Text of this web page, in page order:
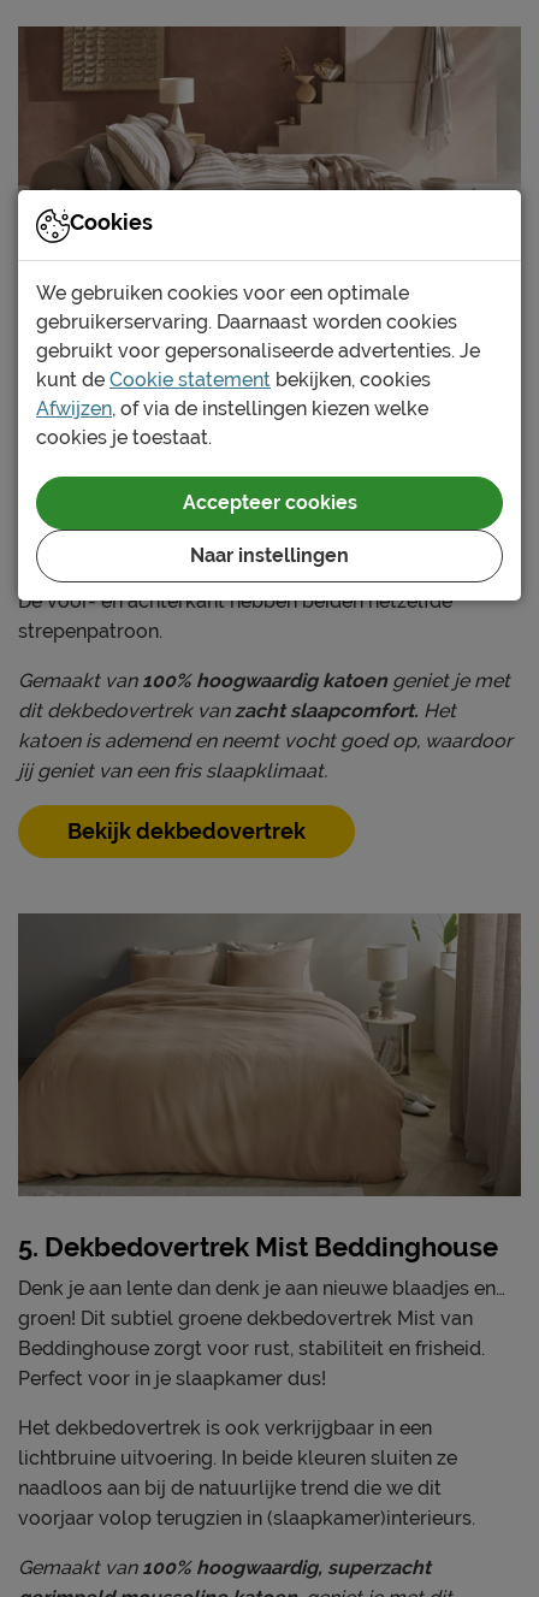
4. Dekbedovertrek Fun Stripe van vt
wonen
Een frisse lentelook in je slaapkamer? Geen probleem
patroon met verticale banen in zachte tinten creëert
een eigentijdse, rustige stijl die moeiteloos in ieder
interieur past.
De voor- en achterkant hebben beiden hetzelfde
strepenpatroon.
Gemaakt van 100% hoogwaardig katoengeniet je met
dit dekbedovertrek van zacht slaapcomfort. Het
katoen is ademend en neemt vocht goed op, waardoor
jij geniet van een fris slaapklimaat.
Bekijk dekbedovertrek
5. Dekbedovertrek Mist Beddinghouse
Denk je aan lente dan denk je aan nieuwe blaadjes en…
groen! Dit subtiel groene dekbedovertrek Mist van
Beddinghouse zorgt voor rust, stabiliteit en frisheid.
Perfect voor in je slaapkamer dus!
Het dekbedovertrek is ook verkrijgbaar in een
lichtbruine uitvoering. In beide kleuren sluiten ze
naadloos aan bij de natuurlijke trend die we dit
voorjaar volop terugzien in (slaapkamer)interieurs.
Gemaakt van 100% hoogwaardig, superzacht
Cookies
We gebruiken cookies voor een optimale
gebruikerservaring. Daarnaast worden cookies
gebruikt voor gepersonaliseerde advertenties. Je
kunt de Cookie statement bekijken, cookies
Afwijzen, of via de instellingen kiezen welke
cookies je toestaat.
Naar instellingen
Accepteer cookies